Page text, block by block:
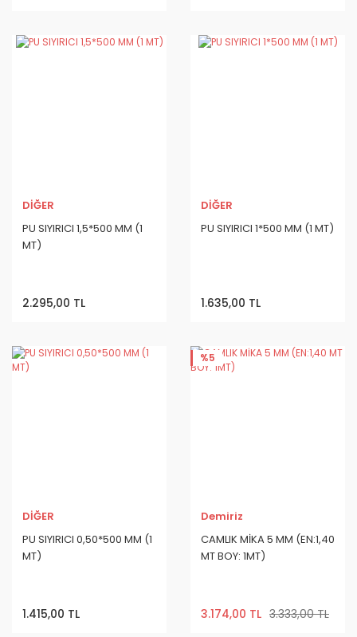
DİĞER
PU SIYIRICI 1,5*500 MM (1
MT)
2.295,00 TL
DİĞER
PU SIYIRICI 1*500 MM (1 MT)
1.635,00 TL
DİĞER
PU SIYIRICI 0,50*500 MM (1
MT)
1.415,00 TL
%5
Demiriz
CAMLIK MİKA 5 MM (EN:1,40
MT BOY: 1MT)
3.174,00 TL 3.333,00 TL